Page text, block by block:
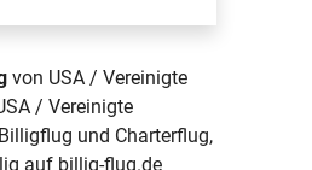
von USA / Vereinigte
/ Vereinigte
und Charterflug,
auf billig-flug.de